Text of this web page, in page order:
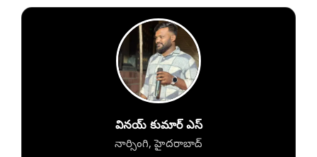
వినయ్ కుమార్ ఎస్
నార్సింగి, హైదరాబాద్